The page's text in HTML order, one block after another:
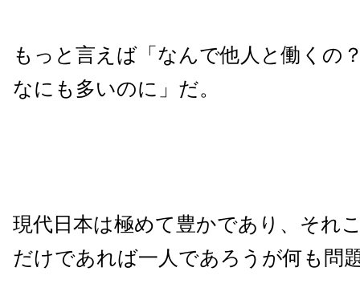
もっと言えば「なんで他人と働くの
なにも多いのに」だ。
現代日本は極めて豊かであり、それ
だけであれば一人であろうが何も問